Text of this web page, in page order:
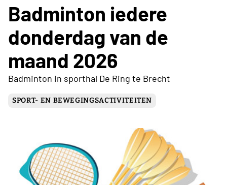
Badminton iedere
donderdag van de
maand 2026
Badminton in sporthal De Ring te Brecht
SPORT- EN BEWEGINGSACTIVITEITEN